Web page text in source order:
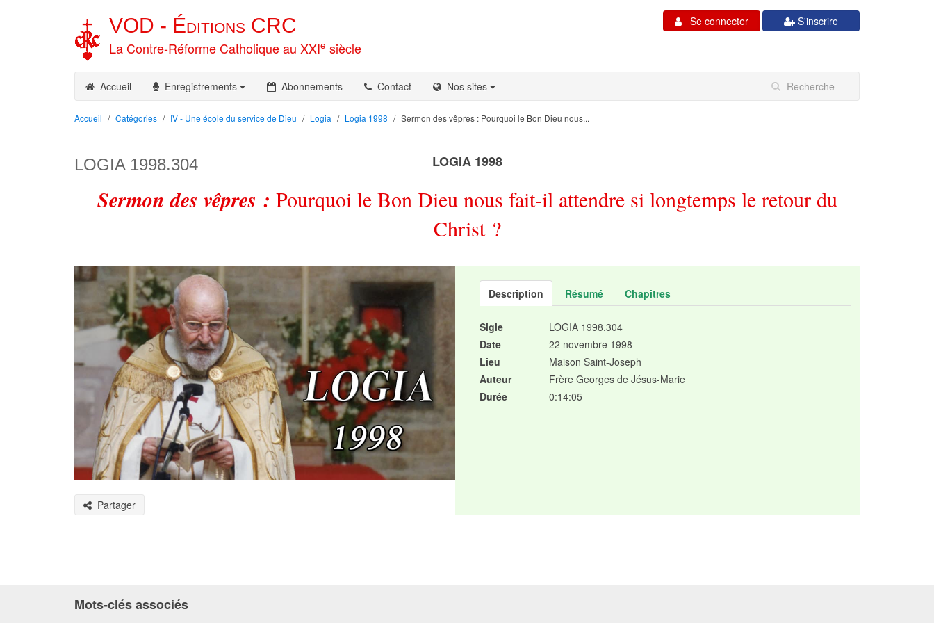
VOD - Éditions CRC
La Contre-Réforme Catholique au XXIe siècle
S'inscrire
Se connecter
Accueil Enregistrements Abonnements Contact Nos sites
Accueil Catégories IV - Une école du service de Dieu Logia Logia 1998 Sermon des vêpres : Pourquoi le Bon Dieu nous...
LOGIA 1998.304 LOGIA 1998
Sermon des vêpres : Pourquoi le Bon Dieu nous fait-il attendre si longtemps le retour du
Christ ?
Partager
Description Résumé Chapitres
Sigle
LOGIA 1998.304
Date
22 novembre 1998
Lieu
Maison Saint-Joseph
Auteur
Frère Georges de Jésus-Marie
Durée
0:14:05
Mots-clés associés